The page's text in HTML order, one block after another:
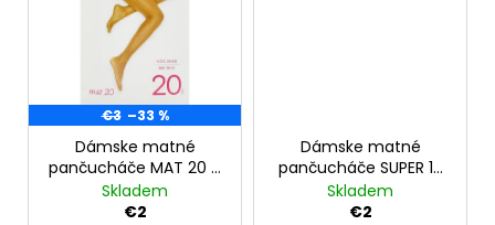
€3 –33 %
Dámske matné
pančucháče MAT 20 –
bronzové
Skladem
€2
Dámske matné
pančucháče SUPER 15
– telové
Skladem
€2
r
ú